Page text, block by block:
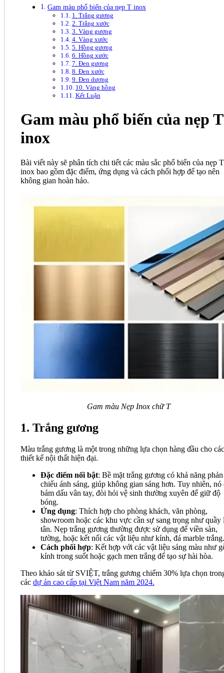
Gam màu phổ biến của nẹp T inox
1. Trắng gương
2. Trắng xước
3. Vàng gương
4. Vàng xước
5. Hồng gương
6. Hồng xước
7. Đen gương
8. Đen xước
9. Đen dương
10. Vàng hồng
Kết Luận
Gam màu phổ biến của nẹp T
inox
Bài viết này sẽ phân tích chi tiết các màu sắc phổ biến của nẹp T
inox bao gồm đặc điểm, ứng dụng và cách phối hợp để tạo nên
không gian hoàn hảo.
Gam màu Nẹp Inox chữ T
1. Trắng gương
Màu trắng gương là một trong những lựa chọn hàng đầu cho các
thiết kế nội thất hiện đại.
Đặc điểm nổi bật: Bề mặt trắng gương có khả năng phản
chiếu ánh sáng, giúp không gian sáng hơn. Tuy nhiên, nó
bám dấu vân tay, đòi hỏi vệ sinh thường xuyên để giữ độ
bóng.
Ứng dụng: Thích hợp cho phòng khách, văn phòng,
showroom hoặc các khu vực cần sự sang trọng như quầy
tân. Nẹp trắng gương thường được sử dụng để viền sàn,
tường, hoặc kết nối các vật liệu như kính, đá marble trắng.
Cách phối hợp: Kết hợp với các vật liệu sáng màu như
kính trong suốt hoặc gạch men trắng để tạo sự hài hòa.
Theo khảo sát từ SVIỆT, trắng gương chiếm 30% lựa chọn
các dự án cao cấp tại Việt Nam năm 2024.